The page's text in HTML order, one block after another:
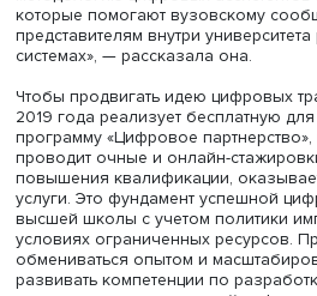
высшем образовании
образовательного контента,
лаборатории, симуляторы
реальности. Приоритет будет
регулирующих органов и
обеспечения цифрового
синергию на основе проектов
компаниями.
НИУ ВШЭ рассматривает
такие же трудности, как
точки зрения финансов,